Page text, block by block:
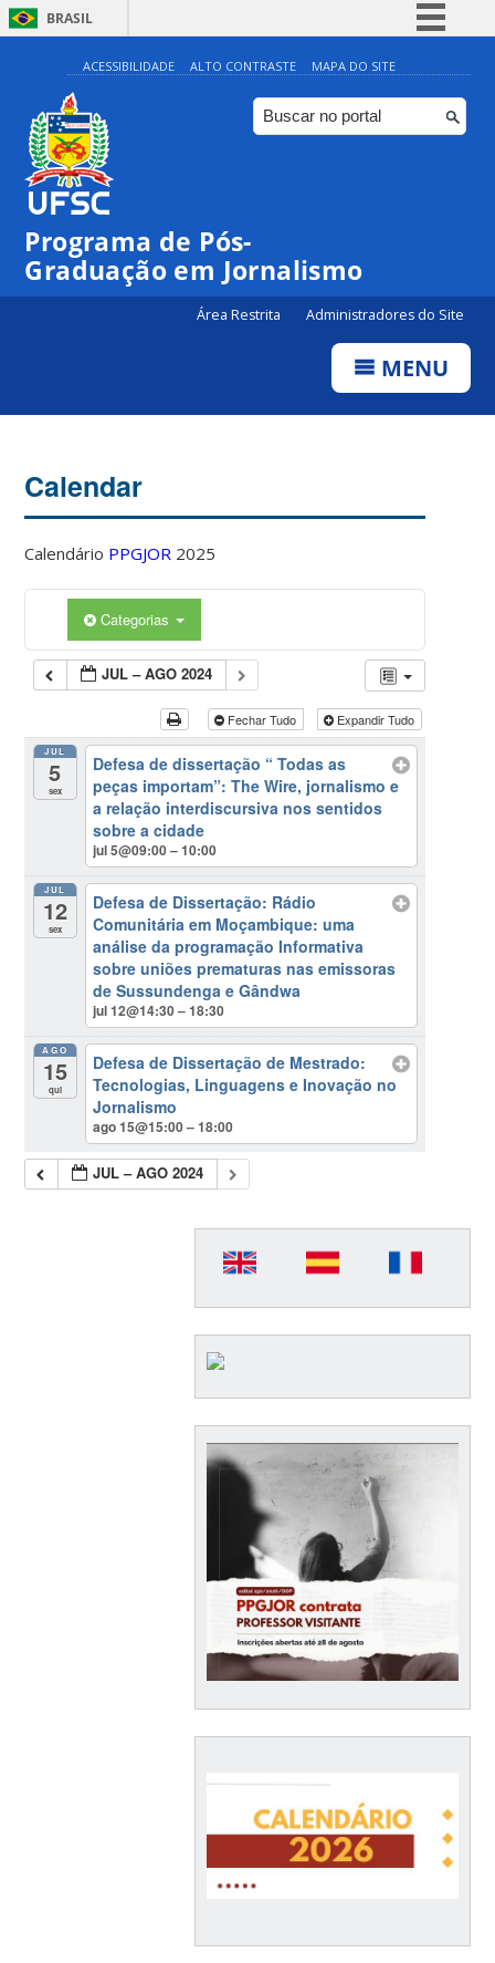
BRASIL
Simplifique!
Comunica BR
Participe
ACESSIBILIDADE ALTO CONTRASTE MAPA DO SITE
Programa de Pós-
Graduação em Jornalismo
Área Restrita Administradores do Site
MENU
Calendar
Calendário PPGJOR 2025
Categorias
JUL – AGO 2024
Fechar Tudo Expandir Tudo
JUL
5
sex
Defesa de dissertação “ Todas as
peças importam”: The Wire, jornalismo e
a relação interdiscursiva nos sentidos
sobre a cidade
jul 5@09:00 – 10:00
JUL
12
sex
Defesa de Dissertação: Rádio
Comunitária em Moçambique: uma
análise da programação Informativa
sobre uniões prematuras nas emissoras
de Sussundenga e Gândwa
jul 12@14:30 – 18:30
AGO
15
qui
Defesa de Dissertação de Mestrado:
Tecnologias, Linguagens e Inovação no
Jornalismo
ago 15@15:00 – 18:00
JUL – AGO 2024